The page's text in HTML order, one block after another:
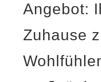
Angebot:
Zuhause